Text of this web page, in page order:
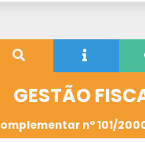
GESTÃO
nº 101/